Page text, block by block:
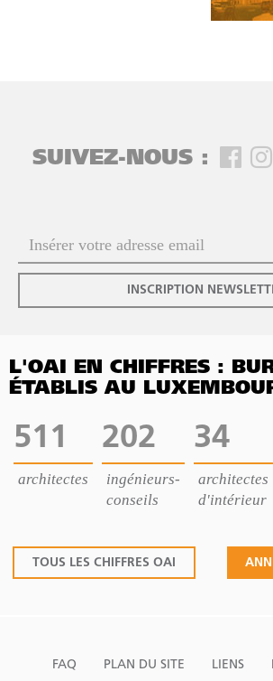
SUIVEZ-NOUS :
INSCRIPTION
L'OAI EN CHIFFRES :
ÉTABLIS AU
511
architectes
202
ingénieurs-
conseils
34
architectes
d'intérieur
TOUS LES CHIFFRES OAI
FAQ PLAN DU SITE LIENS